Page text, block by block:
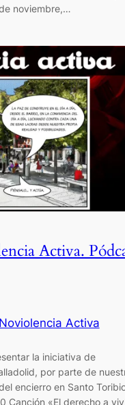
noviembre,…
Activa.
Noviolencia Activa
la iniciativa de
por parte de
encierro en Santo
Canción «El derecho a